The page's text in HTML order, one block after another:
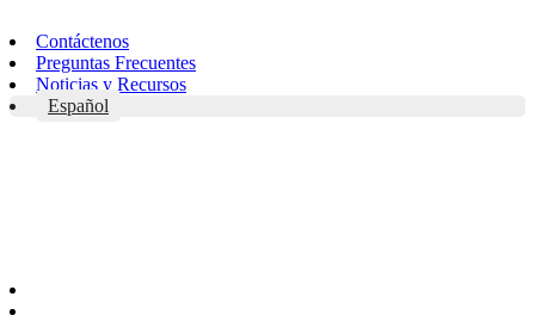
to
content
Contáctenos
Preguntas Frecuentes
Noticias y Recursos
Español